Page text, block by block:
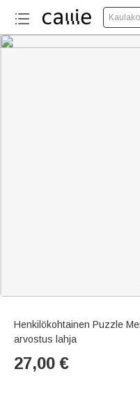
Henkilökohtainen Puzzle
arvostus lahja
27,00 €